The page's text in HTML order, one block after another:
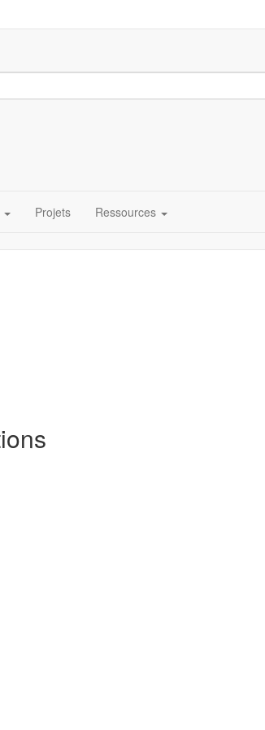
Projets Ressources